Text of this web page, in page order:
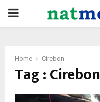
PRIMARY
Home Cirebon
Tag : Cirebon